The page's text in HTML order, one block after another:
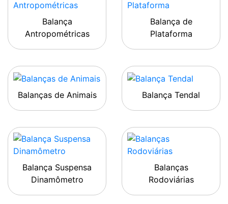
Balança
Antropométricas
Balança de
Plataforma
Balanças de Animais Balança Tendal
Balança Suspensa
Dinamômetro
Balanças
Rodoviárias